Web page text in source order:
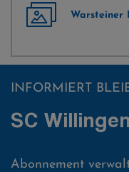
Warsteiner
INFORMIERT
SC
Abonnement